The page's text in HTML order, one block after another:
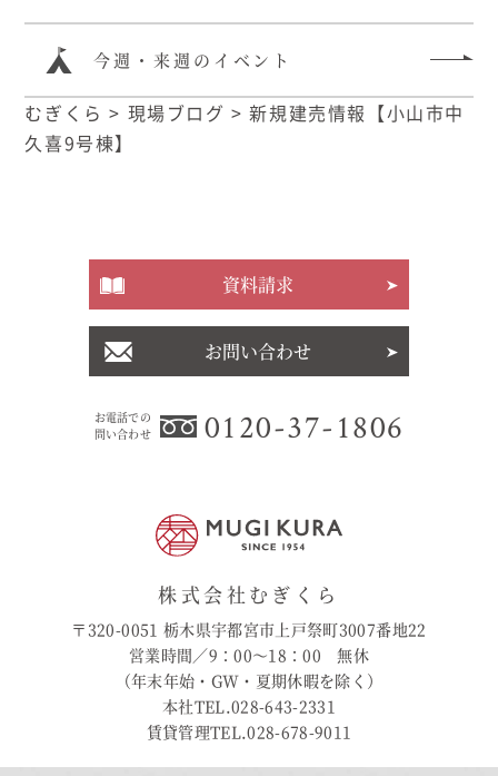
今週・来週のイベント
むぎくら > 現場ブログ >新規建売情報【小山市中
久喜9号棟】
お電話での
問い合わせ
0120-37-1806
資料請求
お問い合わせ
株式会社むぎくら
〒320-0051 栃木県宇都宮市上戸祭町3007番地22
営業時間／9：00〜18：00 無休
（年末年始・GW・夏期休暇を除く）
本社TEL.028-643-2331
賃貸管理TEL.028-678-9011